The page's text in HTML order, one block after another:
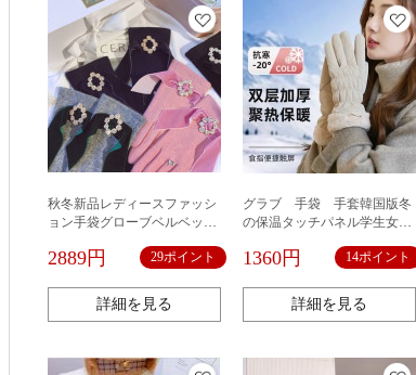
秋冬新品レディースファッシ
ョン手袋グローブベルベット
2889円 29ポイント
詳細を見る
グラブ 手袋 手套韓国版冬
の保温タッチパネル学生女性
風加絨スキー手袋
1360円 14ポイント
詳細を見る